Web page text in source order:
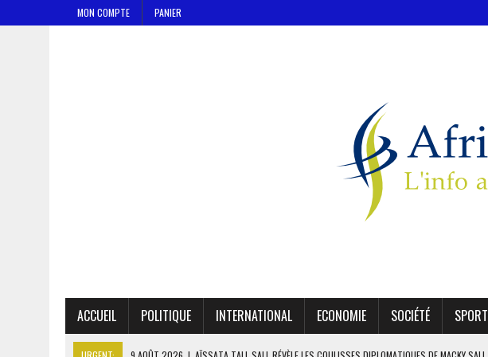
MON COMPTE PANIER
ACCUEIL POLITIQUE INTERNATIONAL ECONOMIE SOCIÉTÉ SPORT